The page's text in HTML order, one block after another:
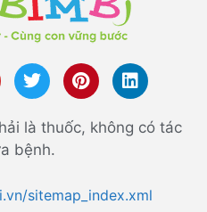
là thuốc, không có tác
bệnh.
sitemap_index.xml